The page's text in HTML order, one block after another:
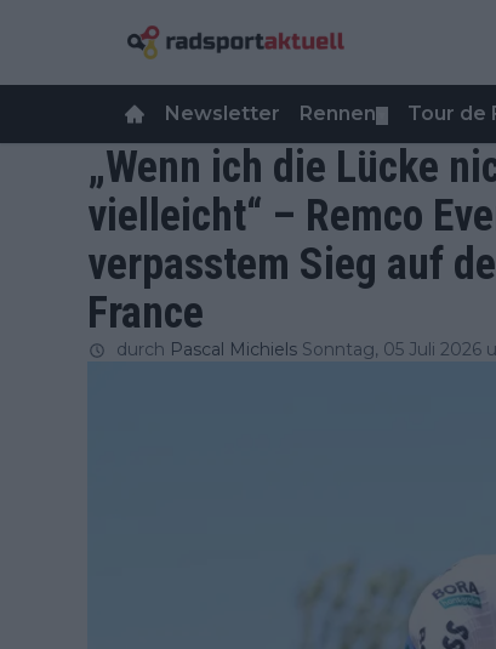
Newsletter Rennen Tour de
„Wenn ich die Lücke
vielleicht“ – Remco
verpasstem Sieg auf
France
durch Pascal Michiels Sonntag, 05 Juli 2026